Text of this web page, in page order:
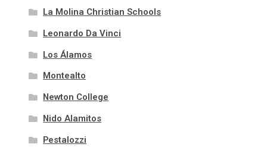
La Molina Christian Schools
Leonardo Da Vinci
Los Álamos
Montealto
Newton College
Nido Alamitos
Pestalozzi